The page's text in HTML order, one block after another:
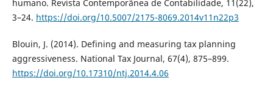
humano. Revista Contemporânea de Contabilidade, 11(22),
3–24. https://doi.org/10.5007/2175-8069.2014v11n22p3
Blouin, J. (2014). Defining and measuring tax planning
aggressiveness. National Tax Journal, 67(4), 875–899.
https://doi.org/10.17310/ntj.2014.4.06